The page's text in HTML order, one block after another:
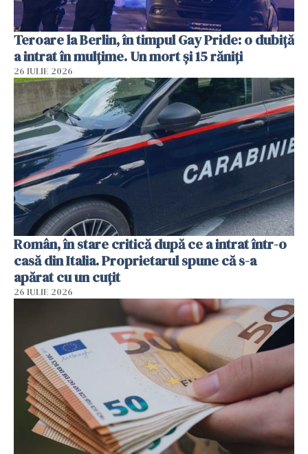
Teroare la Berlin, în timpul Gay Pride: o dubiță
a intrat în mulțime. Un mort și 15 răniți
26 IULIE 2026
Român, în stare critică după ce a intrat într-o
casă din Italia. Proprietarul spune că s-a
apărat cu un cuțit
26 IULIE 2026